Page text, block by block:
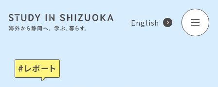
English
レポート